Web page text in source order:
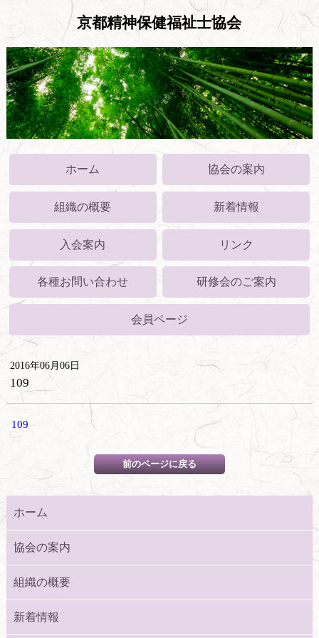
京都精神保健福祉士協会
ホーム 協会の案内
組織の概要 新着情報
入会案内 リンク
各種お問い合わせ 研修会のご案内
会員ページ
2016年06月06日
109
109
ホーム
協会の案内
組織の概要
新着情報